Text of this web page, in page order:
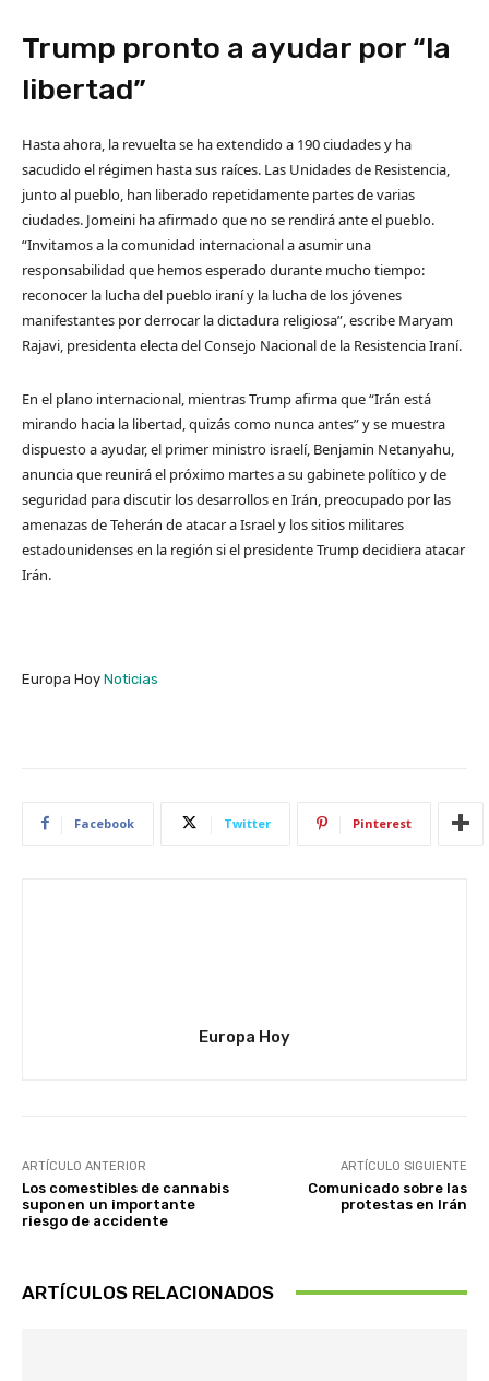
Trump pronto a ayudar por “la
libertad”
Hasta ahora, la revuelta se ha extendido a 190 ciudades y ha
sacudido el régimen hasta sus raíces. Las Unidades de Resistencia,
junto al pueblo, han liberado repetidamente partes de varias
ciudades. Jomeini ha afirmado que no se rendirá ante el pueblo.
“Invitamos a la comunidad internacional a asumir una
responsabilidad que hemos esperado durante mucho tiempo:
reconocer la lucha del pueblo iraní y la lucha de los jóvenes
manifestantes por derrocar la dictadura religiosa”, escribe Maryam
Rajavi, presidenta electa del Consejo Nacional de la Resistencia Iraní.
En el plano internacional, mientras Trump afirma que “Irán está
mirando hacia la libertad, quizás como nunca antes” y se muestra
dispuesto a ayudar, el primer ministro israelí, Benjamin Netanyahu,
anuncia que reunirá el próximo martes a su gabinete político y de
seguridad para discutir los desarrollos en Irán, preocupado por las
amenazas de Teherán de atacar a Israel y los sitios militares
estadounidenses en la región si el presidente Trump decidiera atacar
Irán.
Europa Hoy Noticias
Facebook Twitter Pinterest
Europa Hoy
ARTÍCULO ANTERIOR
Los comestibles de cannabis
suponen un importante
riesgo de accidente
ARTÍCULO SIGUIENTE
Comunicado sobre las
protestas en Irán
ARTÍCULOS RELACIONADOS